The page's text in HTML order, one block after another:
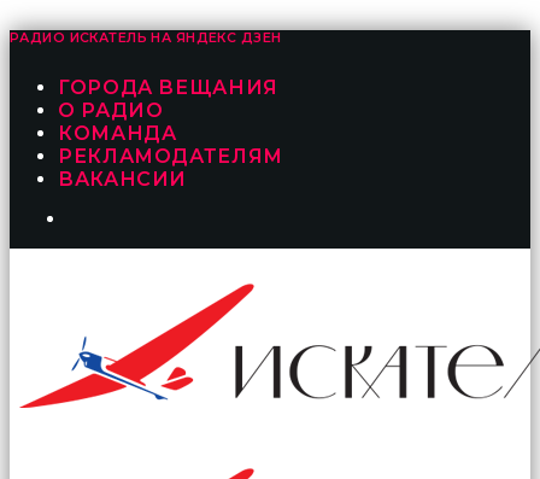
РАДИО ИСКАТЕЛЬ НА ЯНДЕКС ДЗЕН
ГОРОДА ВЕЩАНИЯ
О РАДИО
КОМАНДА
РЕКЛАМОДАТЕЛЯМ
ВАКАНСИИ